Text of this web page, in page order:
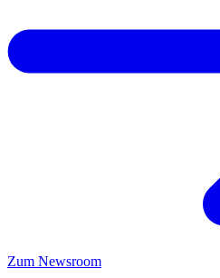
Zum Newsroom